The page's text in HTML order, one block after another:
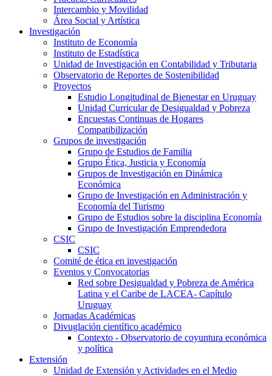
Intercambio y Movilidad
Área Social y Artística
Investigación
Instituto de Economía
Instituto de Estadística
Unidad de Investigación en Contabilidad y Tributaria
Observatorio de Reportes de Sostenibilidad
Proyectos
Estudio Longitudinal de Bienestar en Uruguay
Unidad Curricular de Desigualdad y Pobreza
Encuestas Continuas de Hogares
Compatibilización
Grupos de investigación
Grupo de Estudios de Familia
Grupo Ética, Justicia y Economía
Grupos de Investigación en Dinámica
Económica
Grupo de Investigación en Administración y
Economía del Turismo
Grupo de Estudios sobre la disciplina Economía
Grupo de Investigación Emprendedora
CSIC
CSIC
Comité de ética en investigación
Eventos y Convocatorias
Red sobre Desigualdad y Pobreza de América
Latina y el Caribe de LACEA- Capítulo
Uruguay
Jornadas Académicas
Divuglación científico académico
Contexto - Observatorio de coyuntura económica
y política
Extensión
Unidad de Extensión y Actividades en el Medio